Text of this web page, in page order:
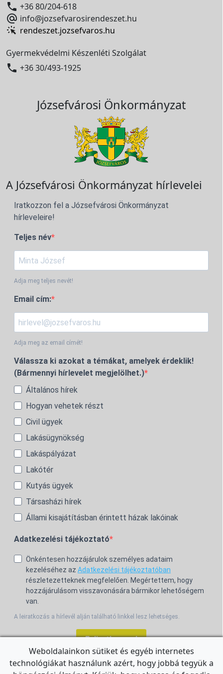
 +36 80/204-618
 info@jozsefvarosirendeszet.hu
rendeszet.jozsefvaros.hu
Gyermekvédelmi Készenléti Szolgálat
 +36 30/493-1925
Józsefvárosi Önkormányzat
A Józsefvárosi Önkormányzat hírlevelei
Iratkozzon fel a Józsefvárosi Önkormányzat
hírleveleire!
Teljes név
Adja meg teljes nevét!
Email cím:
Adja meg az email címét!
Válassza ki azokat a témákat, amelyek érdeklik!
(Bármennyi hírlevelet megjelölhet.)
Általános hírek
Hogyan vehetek részt
Civil ügyek
Lakásügynökség
Lakáspályázat
Lakótér
Kutyás ügyek
Társasházi hírek
Állami kisajátításban érintett házak lakóinak
Adatkezelési tájékoztató
Önkéntesen hozzájárulok személyes adataim
kezeléséhez az Adatkezelési tájékoztatóban
részletezetteknek megfelelően. Megértettem, hogy
hozzájárulásom visszavonására bármikor lehetőségem
van.
A leiratkozás a hírlevél alján található linkkel lesz lehetséges.
Feliratkozom!
Weboldalainkon sütiket és egyéb internetes
technológiákat használunk azért, hogy jobbá tegyük a